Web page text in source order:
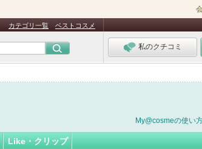
カテゴリ一覧 ベストコスメ
私のクチコミ
My@cosmeの使い
Like・クリップ